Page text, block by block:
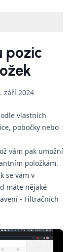
pozic
září 2024
vlastních
pobočky nebo
vám pak umožní
položkám.
se vám v
máte nějaké
- Filtračních